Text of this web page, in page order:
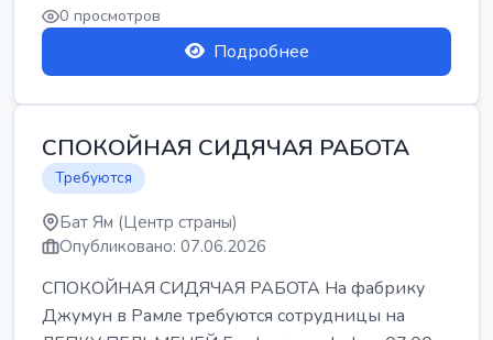
0 просмотров
Подробнее
СПОКОЙНАЯ СИДЯЧАЯ РАБОТА
Требуются
Бат Ям (Центр страны)
Опубликовано: 07.06.2026
СПОКОЙНАЯ СИДЯЧАЯ РАБОТА На фабрику
Джумун в Рамле требуются сотрудницы на